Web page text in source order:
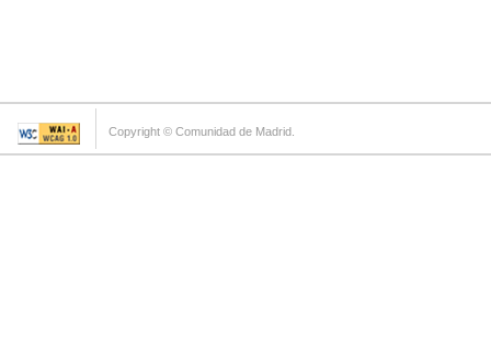
Copyright © Comunidad de Madrid.